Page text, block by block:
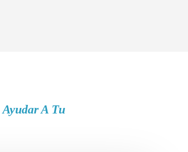
Ayudar A Tu